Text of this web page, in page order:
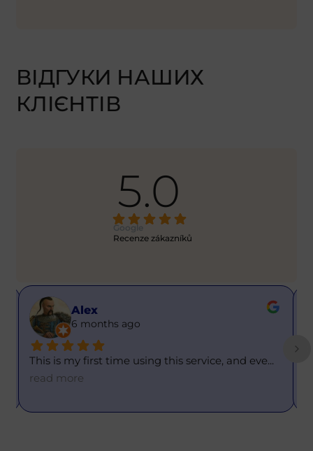
ВІДГУКИ НАШИХ
КЛІЄНТІВ
5.0
Google
Recenze zákazníků
Alex
6 months ago
This is my first time using this service, and eve...
read more